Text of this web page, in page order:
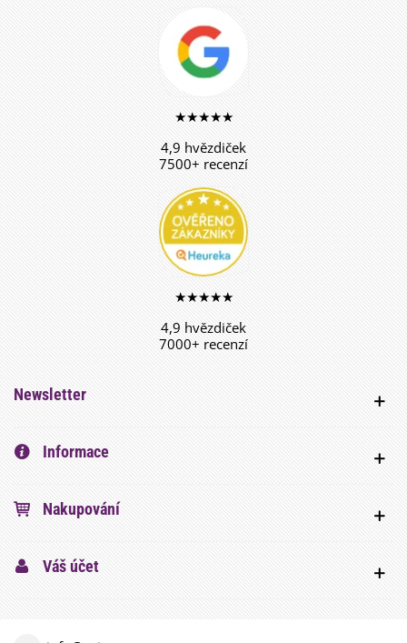
★★★★★
4,9 hvězdiček
7500+ recenzí
★★★★★
4,9 hvězdiček
7000+ recenzí
Newsletter
Informace
Nakupování
Váš účet